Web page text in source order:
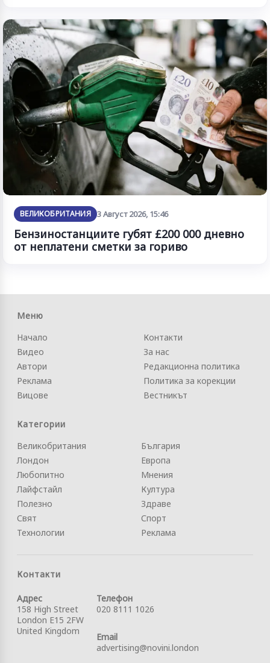
ВЕЛИКОБРИТАНИЯ 3 Август 2026, 15:46
Бензиностанциите губят £200 000 дневно
от неплатени сметки за гориво
Меню
Начало
Видео
Автори
Реклама
Вицове
Контакти
За нас
Редакционна политика
Политика за корекции
Вестникът
Категории
Великобритания
Лондон
Любопитно
Лайфстайл
Полезно
Свят
Технологии
България
Европа
Мнения
Култура
Здраве
Спорт
Реклама
Контакти
Адрес
158 High Street
London E15 2FW
United Kingdom
Телефон
020 8111 1026
Email
advertising@novini.london